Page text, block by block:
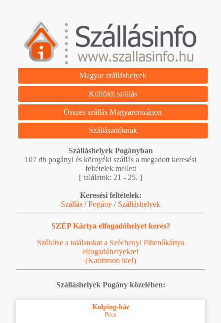
Magyar szálláshelyek
Külföldi szállás
Összes szállás Magyarországon
Szállásadóknak
Szálláshelyek Pogányban
107 db pogányi és környéki szállás a megadott keresési
feltételek mellett
[ találatok: 21 - 25. ]
Keresési feltételek:
Szállás /Pogány / Szálláshelyek
SZÉP Kártya elfogadóhelyet keres?
Szűkítse a találatokat a Széchenyi Pihenőkártya
elfogadóhelyekre!
(Kattintson ide!)
Szálláshelyek Pogány közelében:
Kolping-ház
Pécs